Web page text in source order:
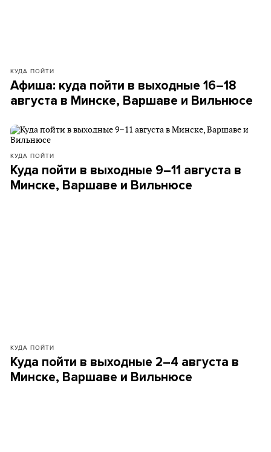
КУДА ПОЙТИ
Афиша: куда пойти в выходные 16–18
августа в Минске, Варшаве и Вильнюсе
КУДА ПОЙТИ
Куда пойти в выходные 9–11 августа в
Минске, Варшаве и Вильнюсе
КУДА ПОЙТИ
Куда пойти в выходные 2–4 августа в
Минске, Варшаве и Вильнюсе